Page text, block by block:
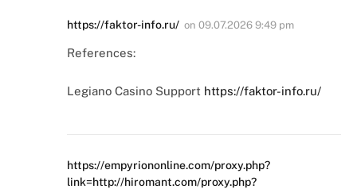
https://faktor-info.ru/ on 09.07.2026 9:49 pm
References:
Legiano Casino Support https://faktor-info.ru/
https://empyriononline.com/proxy.php?
link=http://hiromant.com/proxy.php?